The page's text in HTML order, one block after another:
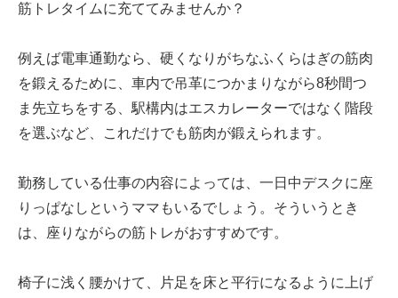
筋トレタイムに充ててみませんか？
例えば電車通勤なら、硬くなりがちなふくらはぎの筋肉
を鍛えるために、車内で吊革につかまりながら8秒間つ
ま先立ちをする、駅構内はエスカレーターではなく階段
を選ぶなど、これだけでも筋肉が鍛えられます。
勤務している仕事の内容によっては、一日中デスクに座
りっぱなしというママもいるでしょう。そういうとき
は、座りながらの筋トレがおすすめです。
椅子に浅く腰かけて、片足を床と平行になるように上げ